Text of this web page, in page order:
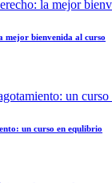
mejor bienvenida al curso
un curso en equlibrio